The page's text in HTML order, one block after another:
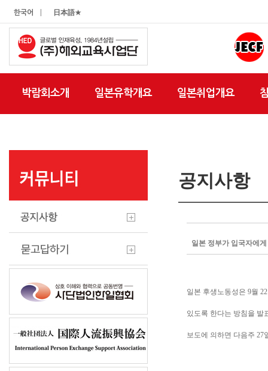
한국어 日本語★
박람회소개 일본유학개요 일본취업개요
공지사항
일본 정부가 입국자에
일본 후생노동성은 9월
있도록 한다는 방침을 발
보도에 의하면 다음주 27